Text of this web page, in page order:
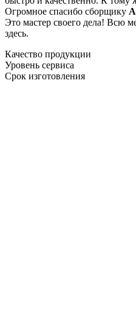
Огромное спасибо сборщику
Это мастер своего дела! Всю
здесь.
Качество продукции
Уровень сервиса
Срок изготовления